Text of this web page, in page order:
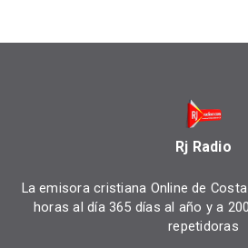
Rj Radio
La emisora cristiana Online de
horas al día 365 días al año y a
repetidoras